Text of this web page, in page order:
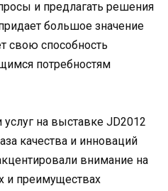
и предлагать решения
большое значение
свою способность
потребностям
на выставке JD2012
качества и инноваций
внимание на
и преимуществах